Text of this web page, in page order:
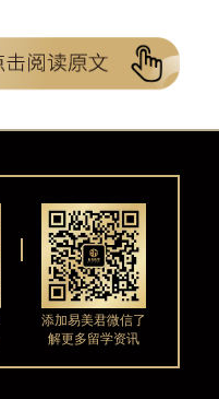
添加易美君微信了
解更多留学资讯